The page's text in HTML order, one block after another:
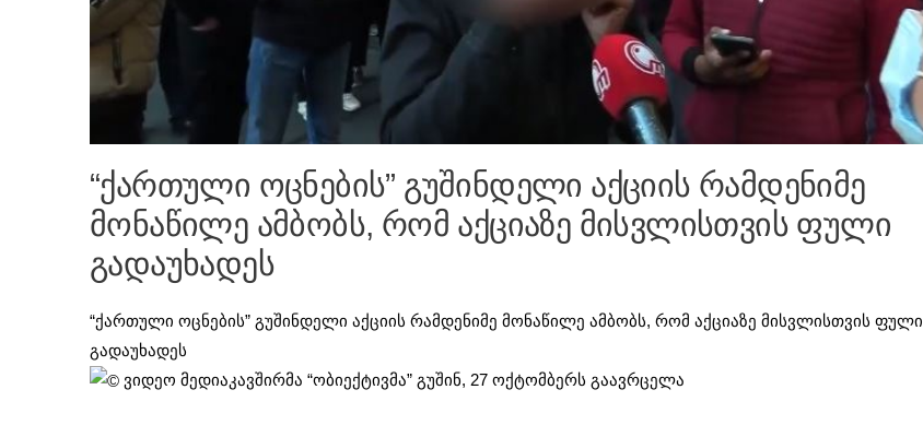
“ქართული ოცნების” გუშინდელი აქციის რამდენიმე
მონაწილე ამბობს, რომ აქციაზე მისვლისთვის ფული
გადაუხადეს
“ქართული ოცნების” გუშინდელი აქციის რამდენიმე მონაწილე ამბობს, რომ აქციაზე მისვლისთვის ფული
გადაუხადეს
ვიდეო მედიაკავშირმა “ობიექტივმა” გუშინ, 27 ოქტომბერს გაავრცელა